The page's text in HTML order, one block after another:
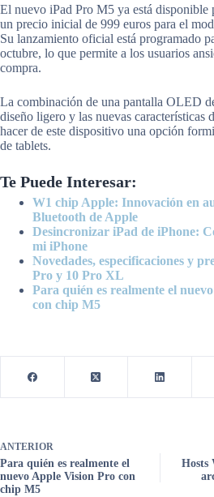
El nuevo iPad Pro M5 ya está disponible
un precio inicial de 999 euros para el
Su lanzamiento oficial está programado
octubre, lo que permite a los usuarios
compra.
La combinación de una pantalla OLED
diseño ligero y las nuevas características
hacer de este dispositivo una opción
de tablets.
Te Puede Interesar:
W1 chip Apple: Innovación en
Bluetooth de Apple
Desincronizar iPad de iPhone:
mi iPhone
Novedades, especificaciones y
Pro y 10 Pro XL
Para quién es realmente el
con chip M5
ANTERIOR
Para quién es realmente el
nuevo Apple Vision Pro con
chip M5
Hosts